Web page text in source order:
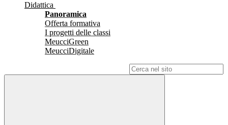
Didattica
Panoramica
Offerta formativa
I progetti delle classi
MeucciGreen
MeucciDigitale